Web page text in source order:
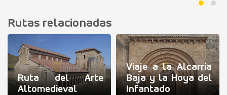
Rutas relacionadas
Ruta del Arte
Altomedieval
Viaje a la Alcarria
Baja y la Hoya del
Infantado